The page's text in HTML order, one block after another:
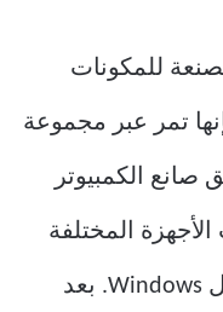
للمكونات
تمر عبر مجموعة
صانع الكمبيوتر
المختلفة
وأحدث إصدار من نظام التشغيل Windows. بعد